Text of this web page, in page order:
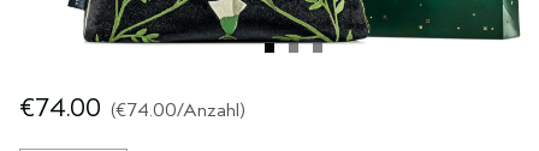
€74.00 €74.00/Anzahl